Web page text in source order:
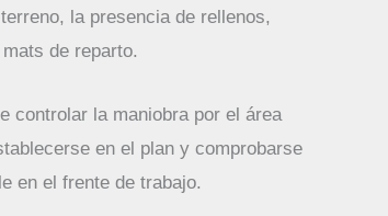
la presencia de rellenos,
de reparto.
controlar la maniobra por el área
en el plan y comprobarse
en el frente de trabajo.